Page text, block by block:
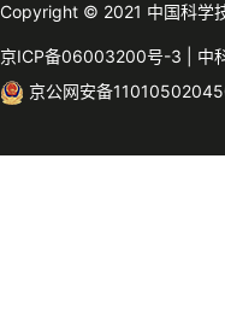
Copyright © 2021 中国科学
京ICP备06003200号-3
中
京公网安备